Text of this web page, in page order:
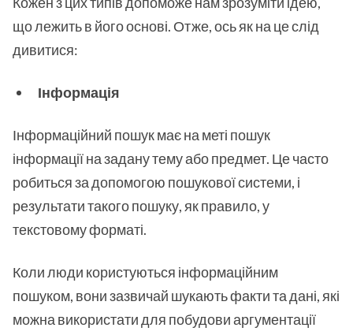
що лежить в його основі. Отже, ось як на це слід
дивитися:
Інформація
Інформаційний пошук має на меті пошук
інформації на задану тему або предмет. Це часто
робиться за допомогою пошукової системи, і
результати такого пошуку, як правило, у
текстовому форматі.
Коли люди користуються інформаційним
пошуком, вони зазвичай шукають факти та дані, які
можна використати для побудови аргументації